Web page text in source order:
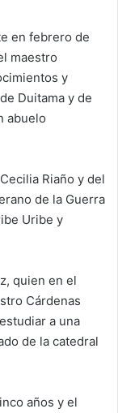
en febrero de
maestro
y
Duitama y de
abuelo
Riaño y del
de la Guerra
Uribe y
quien en el
Cárdenas
a una
de la catedral
años y el